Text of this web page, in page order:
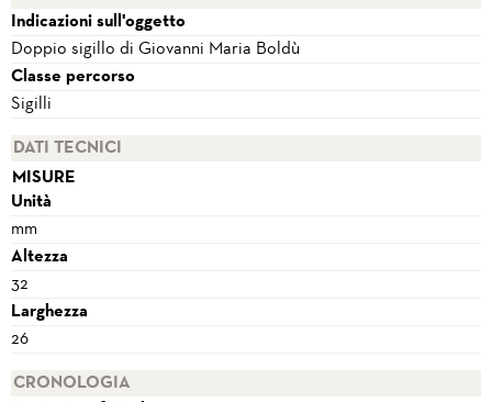
Indicazioni sull'oggetto
Doppio sigillo di Giovanni Maria Boldù
Classe percorso
Sigilli
DATI TECNICI
MISURE
Unità
mm
Altezza
32
Larghezza
26
CRONOLOGIA